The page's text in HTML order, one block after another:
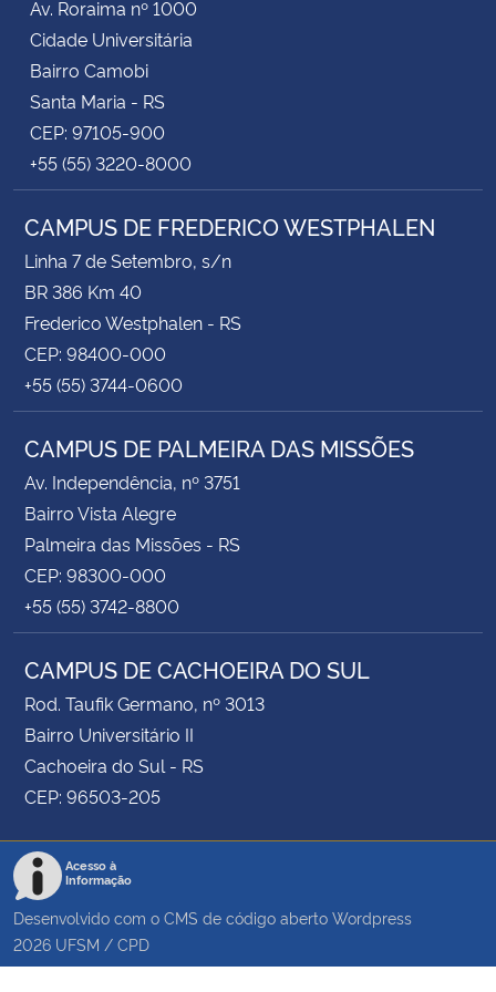
Av. Roraima nº 1000
Cidade Universitária
Bairro Camobi
Santa Maria - RS
CEP: 97105-900
+55 (55) 3220-8000
CAMPUS DE FREDERICO WESTPHALEN
Linha 7 de Setembro, s/n
BR 386 Km 40
Frederico Westphalen - RS
CEP: 98400-000
+55 (55) 3744-0600
CAMPUS DE PALMEIRA DAS MISSÕES
Av. Independência, nº 3751
Bairro Vista Alegre
Palmeira das Missões - RS
CEP: 98300-000
+55 (55) 3742-8800
CAMPUS DE CACHOEIRA DO SUL
Rod. Taufik Germano, nº 3013
Bairro Universitário II
Cachoeira do Sul - RS
CEP: 96503-205
Acesso à
Informação
Desenvolvido com o CMS de código aberto Wordpress
2026 UFSM / CPD